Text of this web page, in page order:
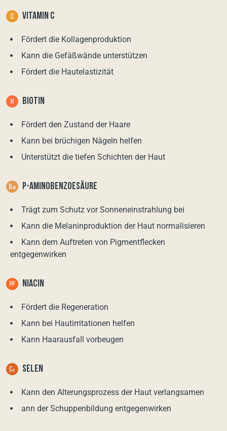
VITAMIN С
Fördert die Kollagenproduktion
Kann die Gefäßwände unterstützen
Fördert die Hautelastizität
BIOTIN
Fördert den Zustand der Haare
Kann bei brüchigen Nägeln helfen
Unterstützt die tiefen Schichten der Haut
P-AMINOBENZOESÄURE
Trägt zum Schutz vor Sonneneinstrahlung bei
Kann die Melaninproduktion der Haut normalisieren
Kann dem Auftreten von Pigmentflecken
entgegenwirken
NIACIN
Fördert die Regeneration
Kann bei Hautirritationen helfen
Kann Haarausfall vorbeugen
SELEN
Kann den Alterungsprozess der Haut verlangsamen
ann der Schuppenbildung entgegenwirken